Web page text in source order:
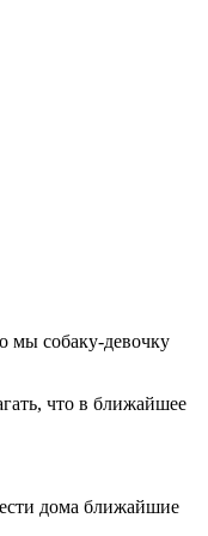
мы собаку-девочку
что в ближайшее
дома ближайшие